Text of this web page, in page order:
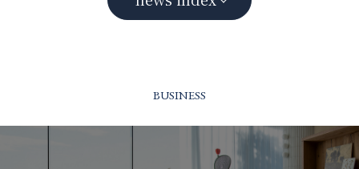
BUSINESS